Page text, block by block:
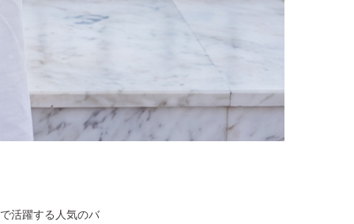
活躍する人気のバ